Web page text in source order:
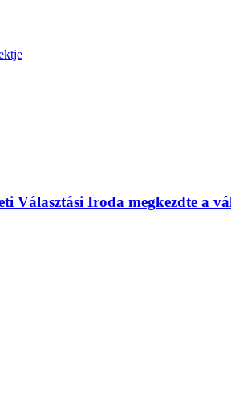
Választási Iroda megkezdte a